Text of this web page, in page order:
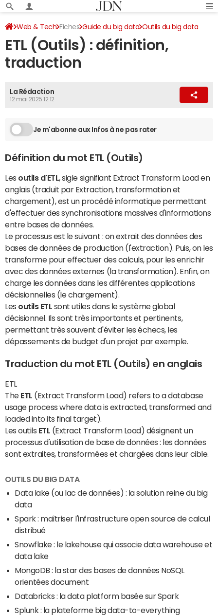
Web & Tech Fiches Guide du big data Outils du big data
ETL (Outils) : définition,
traduction
La Rédaction
12 mai 2025 12:12
Je m'abonne aux Infos à ne pas rater
Définition du mot ETL (Outils)
Les outils d'ETL , sigle signifiant Extract Transform Load en
anglais (traduit par Extraction, transformation et
chargement), est un procédé informatique permettant
d'effectuer des synchronisations massives d'informations
entre bases de données.
Le processus est le suivant : on extrait des données des
bases de données de production (l'extraction). Puis, on les
transforme pour effectuer des calculs, pour les enrichir
avec des données externes (la transformation). Enfin, on
charge les données dans les différentes applications
décisionnelles (le chargement).
Les outils ETL sont utiles dans le système global
décisionnel. Ils sont très importants et pertinents,
permettant très souvent d'éviter les échecs, les
dépassements de budget d'un projet par exemple.
Traduction du mot ETL (Outils) en anglais
ETL
The ETL (Extract Transform Load) refers to a database
usage process where data is extracted, transformed and
loaded into its final target).
Les outils ETL (Extract Transform Load) désignent un
processus d'utilisation de base de données : les données
sont extraites, transformées et chargées dans leur cible.
OUTILS DU BIG DATA
Data lake (ou lac de données) : la solution reine du big
data
Spark : maîtriser l'infrastructure open source de calcul
distribué
Snowflake : le lakehouse qui associe data warehouse et
data lake
MongoDB : la star des bases de données NoSQL
orientées document
Databricks : la data platform basée sur Spark
Splunk : la plateforme big data-to-everything